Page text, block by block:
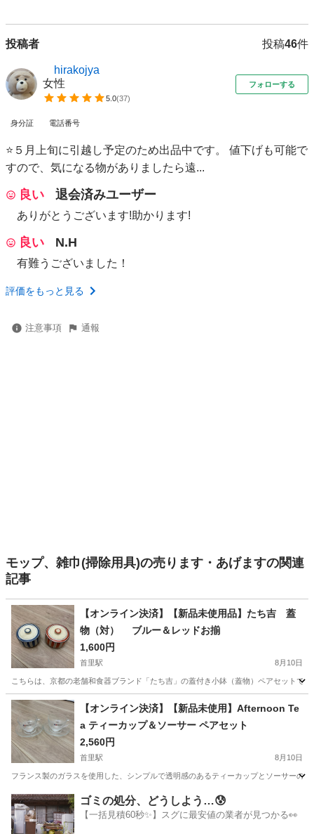
投稿者 投稿46件
hirakojya
女性
5.0(37)
フォローする
身分証 電話番号
⭐️５月上旬に引越し予定のため出品中です。 値下げも可能で
すので、気になる物がありましたら遠...
良い 退会済みユーザー
ありがとうございます!助かります!
良い N.H
有難うございました！
評価をもっと見る
注意事項 通報
モップ、雑巾(掃除用具)の売ります・あげますの関連
記事
【オンライン決済】【新品未使用品】たち吉 蓋
物（対） ブルー＆レッドお揃
1,600円
首里駅 8月10日
こちらは、京都の老舗和食器ブランド「たち吉」の蓋付き小鉢（蓋物）ペアセットで
沖縄 島尻郡 首里駅 食器 たち吉
【オンライン決済】【新品未使用】Afternoon Te
a ティーカップ＆ソーサー ペアセット
2,560円
首里駅 8月10日
フランス製のガラスを使用した、シンプルで透明感のあるティーカップとソーサーの
沖縄 島尻郡 首里駅 食器
ゴミの処分、どうしよう…😰
【一括見積60秒✨】スグに最安値の業者が見つかる👀